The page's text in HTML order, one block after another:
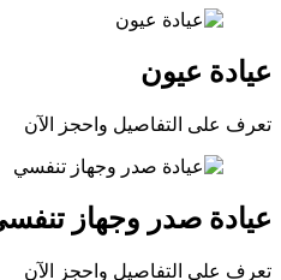
عيادة عيون
تعرف على التفاصيل واحجز الآن
عيادة صدر وجهاز
تعرف على التفاصيل واحجز الآن